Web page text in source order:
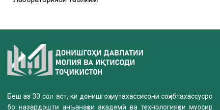
Беш аз 30 сол аст, ки донишгоҳ мутахассисони соҳибтахассусро
бо назардошти анъанаҳои академӣ ва технологияҳои муосир